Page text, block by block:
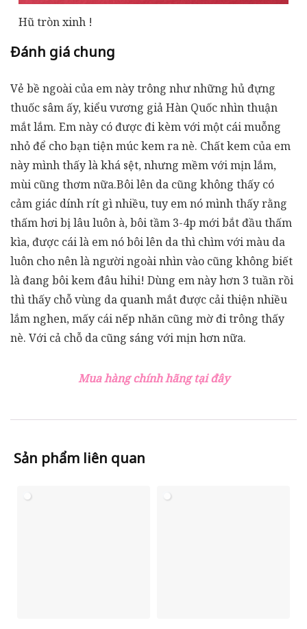
Hũ tròn xinh !
Đánh giá chung
Vẻ bề ngoài của em này trông như những hủ đựng
thuốc sâm ấy, kiểu vương giả Hàn Quốc nhìn thuận
mắt lắm. Em này có được đi kèm với một cái muỗng
nhỏ để cho bạn tiện múc kem ra nè. Chất kem của em
này mình thấy là khá sệt, nhưng mềm với mịn lắm,
mùi cũng thơm nữa.Bôi lên da cũng không thấy có
cảm giác dính rít gì nhiều, tuy em nó mình thấy rằng
thấm hơi bị lâu luôn à, bôi tầm 3-4p mới bắt đầu thấm
kìa, được cái là em nó bôi lên da thì chìm với màu da
luôn cho nên là người ngoài nhìn vào cũng không biết
là đang bôi kem đâu hihi! Dùng em này hơn 3 tuần rồi
thì thấy chỗ vùng da quanh mắt được cải thiện nhiều
lắm nghen, mấy cái nếp nhăn cũng mờ đi trông thấy
nè. Với cả chỗ da cũng sáng với mịn hơn nữa.
Mua hàng chính hãng tại đây
Sản phẩm liên quan